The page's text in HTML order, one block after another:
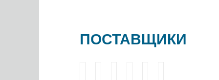
ПОСТАВЩИКИ